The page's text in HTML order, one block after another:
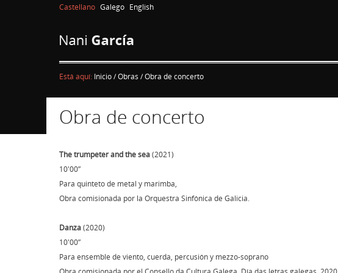
Castellano Galego English
Está aquí: Inicio/Obras /Obra de concerto
Obra de concerto
The trumpeter and the sea(2021)
10'00”
Para quinteto de metal y marimba,
Obra comisionada por la Orquestra Sinfónica de Galicia.
Danza(2020)
10'00”
Para ensemble de viento, cuerda, percusión y mezzo-soprano